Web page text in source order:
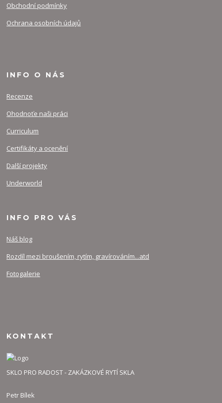
Obchodní podmínky
Ochrana osobních údajů
INFO O NÁS
Recenze
Ohodnoťe naši práci
Curriculum
Certifikáty a ocenění
Další projekty
Underworld
INFO PRO VÁS
Náš blog
Rozdíl mezi broušením, rytím, gravírováním...atd
Fotogalerie
KONTAKT
SKLO PRO RADOST - ZAKÁZKOVÉ RYTÍ SKLA
Petr Bílek